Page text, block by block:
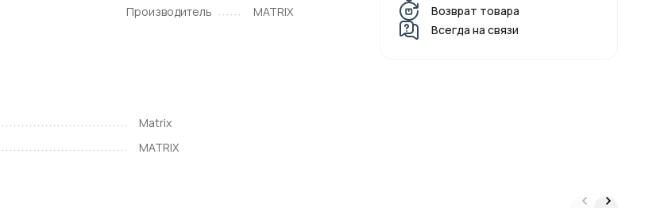
Производитель
MATRIX
Возврат товара
Всегда на связи
Matrix
MATRIX